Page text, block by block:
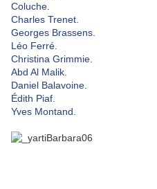
Coluche.
Charles Trenet.
Georges Brassens.
Léo Ferré.
Christina Grimmie.
Abd Al Malik.
Daniel Balavoine.
Édith Piaf.
Yves Montand.